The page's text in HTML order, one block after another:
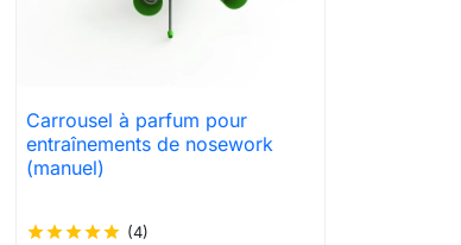
 Aperçu rapide
Carrousel à parfum pour
entraînements de nosework
(manuel)
starstarstarstarstar (4)